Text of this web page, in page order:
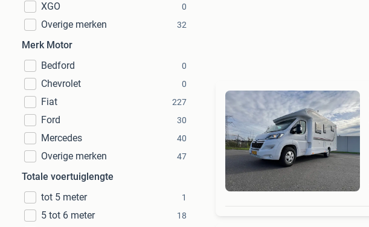
XGO 0
Overige merken 32
Merk Motor
Bedford
0
Chevrolet 0
Fiat 227
Ford 30
Mercedes 40
Overige merken 47
Totale voertuiglengte
tot 5 meter
1
5 tot 6 meter 18